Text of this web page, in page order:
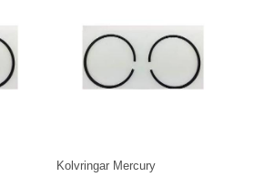
Kolvringar Mercury